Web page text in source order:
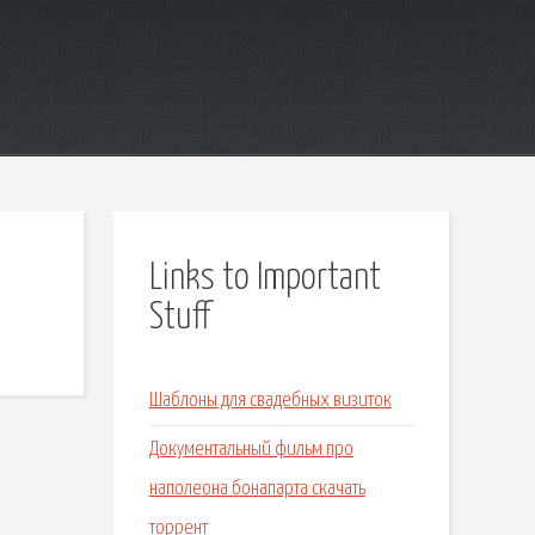
Links to Important
Stuff
Шаблоны для свадебных визиток
Документальный фильм про
наполеона бонапарта скачать
торрент